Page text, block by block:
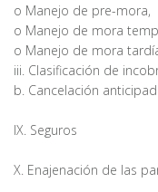
o Manejo de pre-mora,
o Manejo de mora
o Manejo de mora
iii. Clasificación de
b. Cancelación
IX. Seguros
X. Enajenación de las